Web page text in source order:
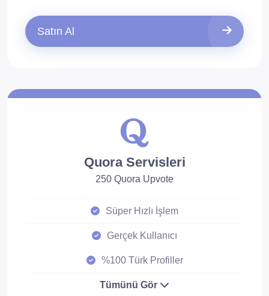
Satın Al
Quora Servisleri
250 Quora Upvote
Süper Hızlı İşlem
Gerçek Kullanıcı
%100 Türk Profiller
Tümünü Gör